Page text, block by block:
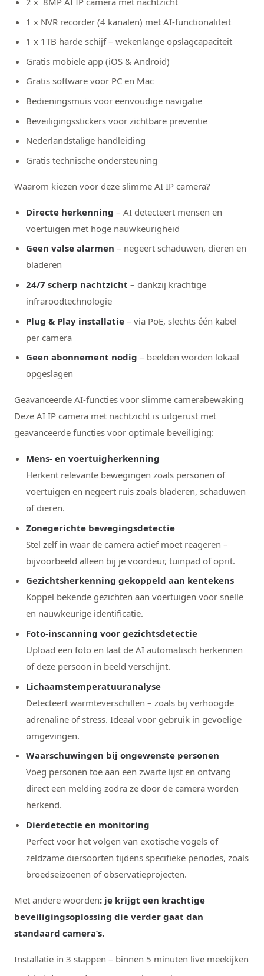
1 x NVR recorder (4 kanalen) met AI-functionaliteit
1 x 1TB harde schijf – wekenlange opslagcapaciteit
Gratis mobiele app (iOS & Android)
Gratis software voor PC en Mac
Bedieningsmuis voor eenvoudige navigatie
Beveiligingsstickers voor zichtbare preventie
Nederlandstalige handleiding
Gratis technische ondersteuning
Waarom kiezen voor deze slimme AI IP camera?
Directe herkenning – AI detecteert mensen en
voertuigen met hoge nauwkeurigheid
Geen valse alarmen – negeert schaduwen, dieren en
bladeren
24/7 scherp nachtzicht – dankzij krachtige
infraroodtechnologie
Plug & Play installatie – via PoE, slechts één kabel
per camera
Geen abonnement nodig – beelden worden lokaal
opgeslagen
Geavanceerde AI-functies voor slimme camerabewaking
Deze AI IP camera met nachtzicht is uitgerust met
geavanceerde functies voor optimale beveiliging:
Mens- en voertuigherkenning
Herkent relevante bewegingen zoals personen of
voertuigen en negeert ruis zoals bladeren, schaduwen
of dieren.
Zonegerichte bewegingsdetectie
Stel zelf in waar de camera actief moet reageren –
bijvoorbeeld alleen bij je voordeur, tuinpad of oprit.
Gezichtsherkenning gekoppeld aan kentekens
Koppel bekende gezichten aan voertuigen voor snelle
en nauwkeurige identificatie.
Foto-inscanning voor gezichtsdetectie
Upload een foto en laat de AI automatisch herkennen
of deze persoon in beeld verschijnt.
Lichaamstemperatuuranalyse
Detecteert warmteverschillen – zoals bij verhoogde
adrenaline of stress. Ideaal voor gebruik in gevoelige
omgevingen.
Waarschuwingen bij ongewenste personen
Voeg personen toe aan een zwarte lijst en ontvang
direct een melding zodra ze door de camera worden
herkend.
Dierdetectie en monitoring
Perfect voor het volgen van exotische vogels of
zeldzame diersoorten tijdens specifieke periodes, zoals
broedseizoenen of observatieprojecten.
Met andere woorden: je krijgt een krachtige
beveiligingsoplossing die verder gaat dan
standaard camera’s.
Installatie in 3 stappen – binnen 5 minuten live meekijken